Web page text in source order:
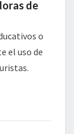
de
o
el uso de